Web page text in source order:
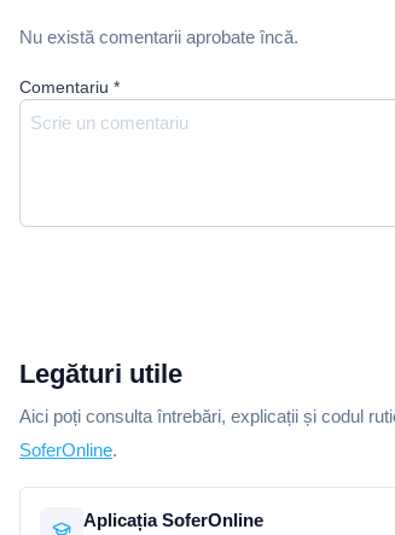
Nu există comentarii aprobate încă.
Comentariu *
Legături utile
Aici poți consulta întrebări, explicații și codul
SoferOnline.
Aplicația SoferOnline